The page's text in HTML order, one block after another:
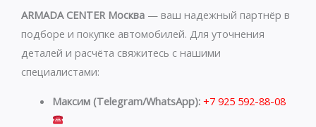
ARMADA CENTER Москва — ваш надежный партнёр в
подборе и покупке автомобилей. Для уточнения
деталей и расчёта свяжитесь с нашими
специалистами:
Максим (Telegram/WhatsApp): +7 925 592-88-08